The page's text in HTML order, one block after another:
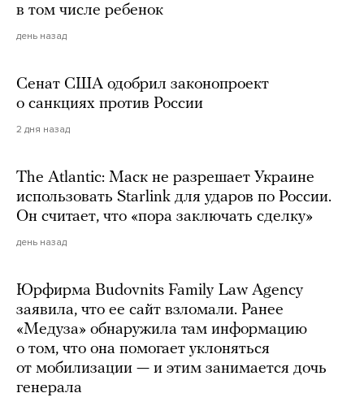
в том числе ребенок
день назад
Сенат США одобрил законопроект
о санкциях против России
2 дня назад
The Atlantic: Маск не разрешает Украине
использовать Starlink для ударов по России.
Он считает, что «пора заключать сделку»
день назад
Юрфирма Budovnits Family Law Agency
заявила, что ее сайт взломали. Ранее
«Медуза» обнаружила там информацию
о том, что она помогает уклоняться
от мобилизации — и этим занимается дочь
генерала